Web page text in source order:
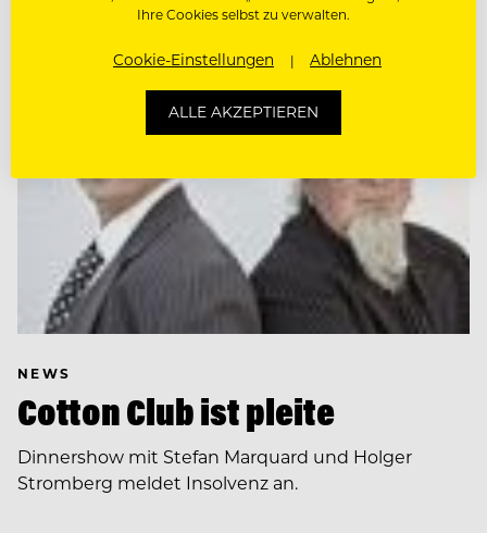
NEWS
Cotton Club ist pleite
Dinnershow mit Stefan Marquard und Holger
Stromberg meldet Insolvenz an.
Ihre Cookies selbst zu verwalten.
Cookie-Einstellungen Ablehnen
ALLE AKZEPTIEREN